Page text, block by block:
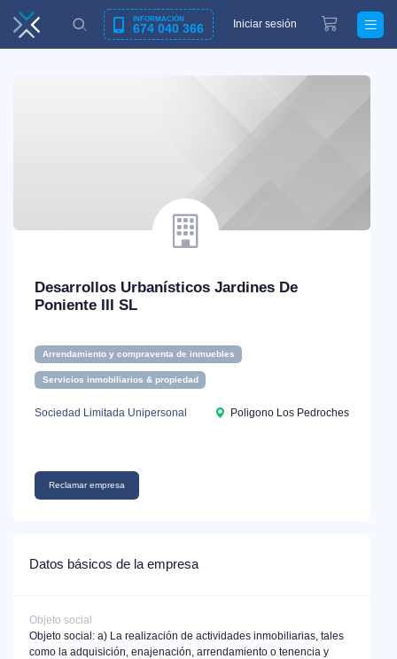
INFORMACIÓN
674 040 366 Iniciar sesión
Desarrollos Urbanísticos Jardines De
Poniente III SL
Arrendamiento y compraventa de inmuebles
Servicios inmobiliarios & propiedad
Sociedad Limitada Unipersonal Poligono Los Pedroches
Reclamar empresa
Datos básicos de la empresa
Objeto social
Objeto social: a) La realización de actividades inmobiliarias, tales
como la adquisición, enajenación, arrendamiento o tenencia y